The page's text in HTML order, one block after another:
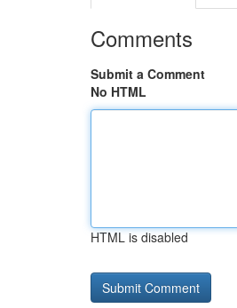
Comments
Submit a Comment
No HTML
HTML is disabled